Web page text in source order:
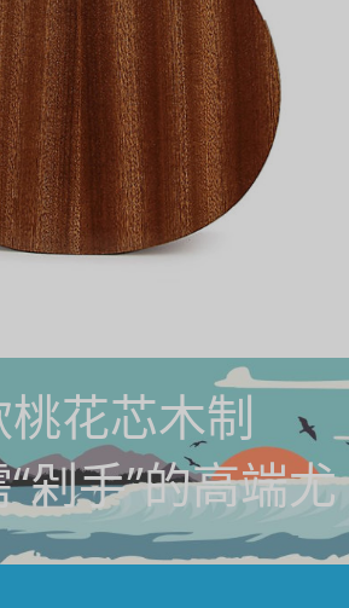
花芯木制
剁手”的高端尤